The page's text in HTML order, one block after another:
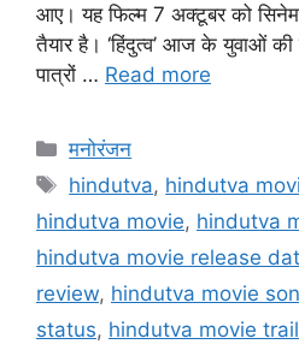
आए। यह फिल्म 7 अक्टूबर को
तैयार है। ‘हिंदुत्व’ आज के युवाओं
पात्रों … Read more
मनोरंजन
hindutva, hindutva
hindutva movie, hindutva
hindutva movie release
review, hindutva movie
status, hindutva movie